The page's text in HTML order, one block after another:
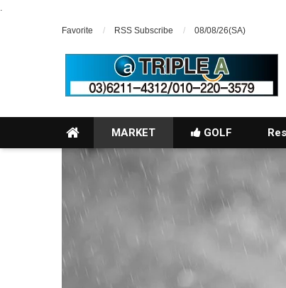
.
Favorite RSS Subscribe 08/08/26(SA)
MARKET GOLF